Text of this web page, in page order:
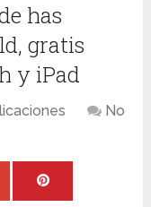
has
gratis
y iPad
No